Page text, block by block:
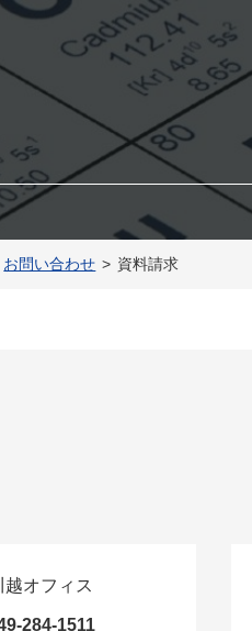
お問い合わせ 資料請求
越オフィス
284-1511